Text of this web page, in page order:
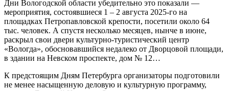
Дни Вологодской области убедительно это показали —
мероприятия, состоявшиеся 1 – 2 августа 2025‑го на
площадках Петропавловской крепости, посетили около 64
тыс. человек. А спустя несколько месяцев, нынче в июне,
раскрыл свои двери культурно-туристический центр
«Вологда», обосновавшийся недалеко от Дворцовой площади,
в здании на Невском проспекте, дом № 12…
К предстоящим Дням Петербурга организаторы подготовили
не менее насыщенную деловую и культурную программу,